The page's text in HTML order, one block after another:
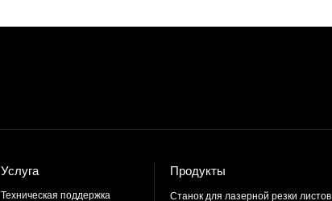
Услуга
Техническая поддержка
Продукты
Станок для лазерной резки листов